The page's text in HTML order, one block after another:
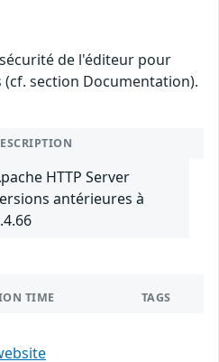
de l'éditeur pour
section Documentation).
HTTP Server
antérieures à
TIME TAGS